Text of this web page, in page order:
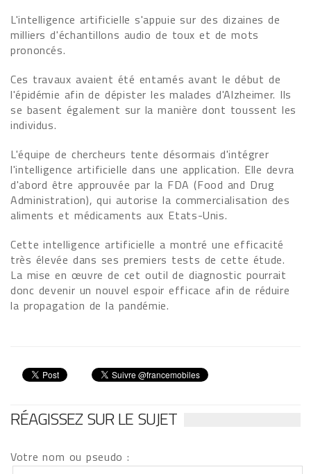
L'intelligence artificielle s'appuie sur des dizaines de
milliers d'échantillons audio de toux et de mots
prononcés.
Ces travaux avaient été entamés avant le début de
l'épidémie afin de dépister les malades d'Alzheimer. Ils
se basent également sur la manière dont toussent les
individus.
L'équipe de chercheurs tente désormais d'intégrer
l'intelligence artificielle dans une application. Elle devra
d'abord être approuvée par la FDA (Food and Drug
Administration), qui autorise la commercialisation des
aliments et médicaments aux Etats-Unis.
Cette intelligence artificielle a montré une efficacité
très élevée dans ses premiers tests de cette étude.
La mise en œuvre de cet outil de diagnostic pourrait
donc devenir un nouvel espoir efficace afin de réduire
la propagation de la pandémie.
RÉAGISSEZ SUR LE SUJET
Votre nom ou pseudo :